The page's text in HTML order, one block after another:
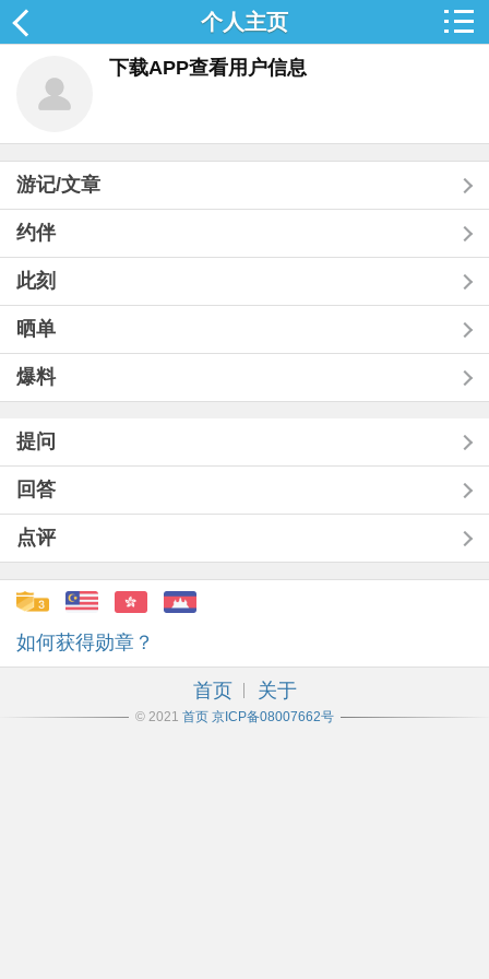
个人主页
下载APP查看用户信息
游记/文章
约伴
此刻
晒单
爆料
提问
回答
点评
如何获得勋章？
首页 关于
© 2021 首页 京ICP备08007662号